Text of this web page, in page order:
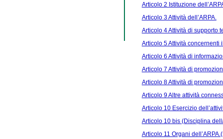
Articolo 2 Istituzione
Articolo 3 Attività dell’ARPA.
Articolo 4 Attività di supporto
Articolo 5 Attività concernenti
Articolo 6 Attività di
Articolo 7 Attività di
Articolo 8 Attività di
Articolo 9 Altre attività
Articolo 10 Esercizio
Articolo 10 bis (Disciplina
Articolo 11 Organi